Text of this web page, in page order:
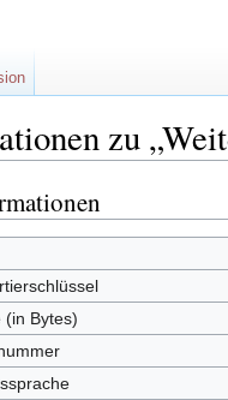
zu
(in Bytes)